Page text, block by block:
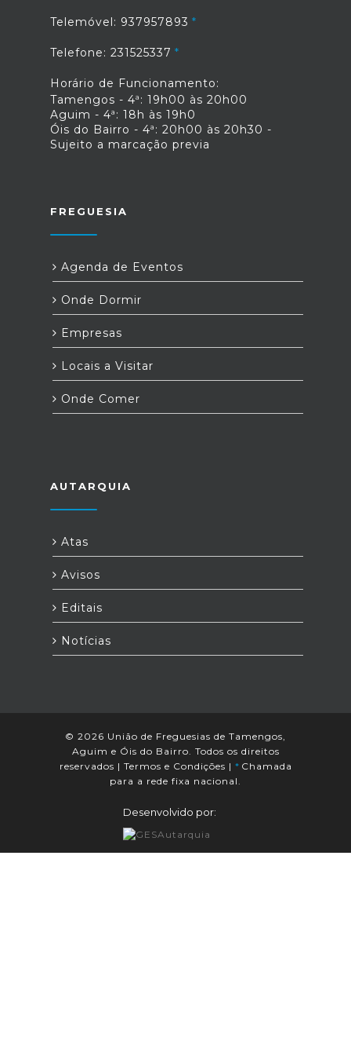
Telemóvel: 937957893
Telefone: 231525337
Horário de Funcionamento:
Tamengos - 4ª: 19h00 às 20h00
Aguim - 4ª: 18h às 19h0
Óis do Bairro - 4ª: 20h00 às 20h30 -
Sujeito a marcação previa
FREGUESIA
Agenda de Eventos
Onde Dormir
Empresas
Locais a Visitar
Onde Comer
AUTARQUIA
Atas
Avisos
Editais
Notícias
© 2026 União de Freguesias de Tamengos,
Aguim e Óis do Bairro. Todos os direitos
reservados | Termos e Condições | * Chamada
para a rede fixa nacional.
Desenvolvido por: